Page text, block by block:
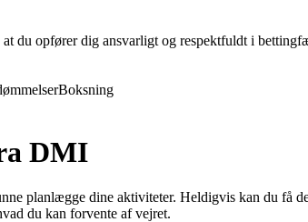
du opfører dig ansvarligt og respektfuldt i
Boksning
DMI
planlægge dine aktiviteter. Heldigvis kan du få
du kan forvente af vejret.